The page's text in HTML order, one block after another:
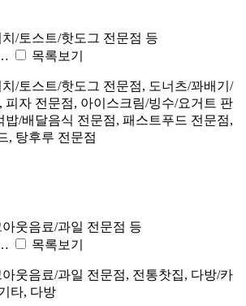
/토스트/핫도그 전문점 등
목록보기
/토스트/핫도그 전문점, 도너츠/꽈배기/
피자 전문점, 아이스크림/빙수/요거트 판
밥/배달음식 전문점, 패스트푸드 전문점,
, 탕후루 전문점
웃음료/과일 전문점 등
목록보기
웃음료/과일 전문점, 전통찻집, 다방/카
타, 다방